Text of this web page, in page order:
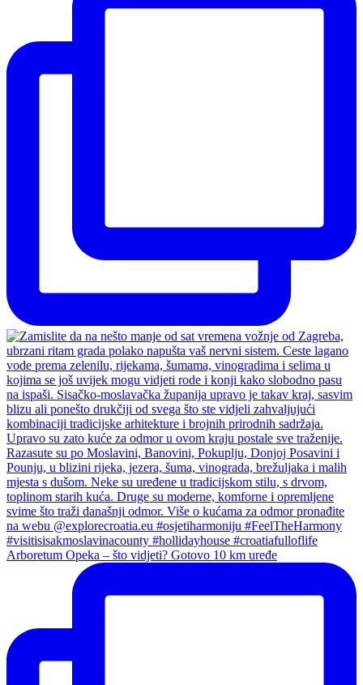
Arboretum Opeka – što vidjeti? Gotovo 10 km uređe